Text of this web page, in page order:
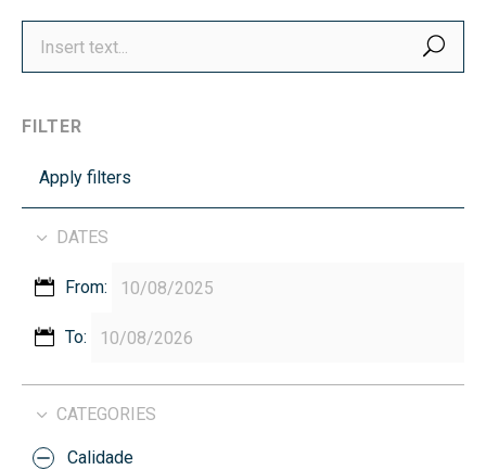
FILTER
Apply filters
DATES
From:
To:
CATEGORIES
Calidade